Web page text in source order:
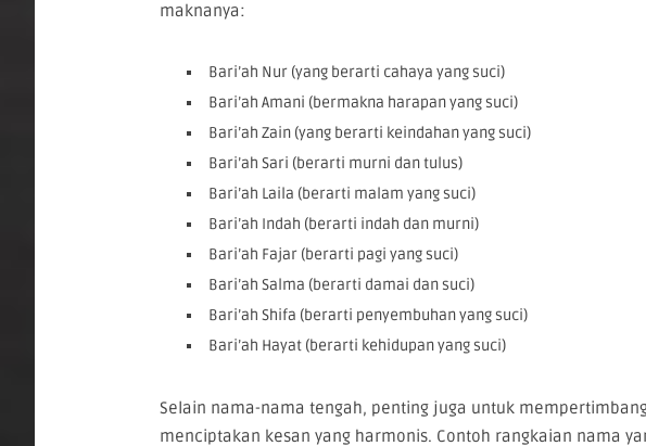
maknanya:
Bari’ah Nur (yang berarti cahaya yang suci)
Bari’ah Amani (bermakna harapan yang suci)
Bari’ah Zain (yang berarti keindahan yang suci)
Bari’ah Sari (berarti murni dan tulus)
Bari’ah Laila (berarti malam yang suci)
Bari’ah Indah (berarti indah dan murni)
Bari’ah Fajar (berarti pagi yang suci)
Bari’ah Salma (berarti damai dan suci)
Bari’ah Shifa (berarti penyembuhan yang suci)
Bari’ah Hayat (berarti kehidupan yang suci)
Selain nama-nama tengah, penting juga untuk
menciptakan kesan yang harmonis. Contoh rangkaian nama